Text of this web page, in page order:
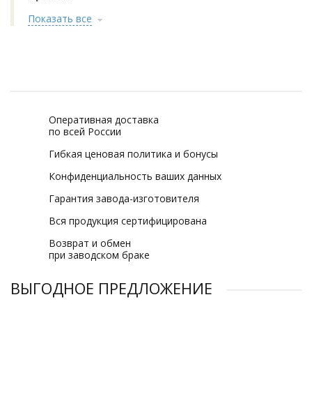
Показать все
Оперативная доставка
по всей России
Гибкая ценовая политика и бонусы
Конфиденциальность ваших данных
Гарантия завода-изготовителя
Вся продукция сертифицирована
Возврат и обмен
при заводском браке
ВЫГОДНОЕ ПРЕДЛОЖЕНИЕ